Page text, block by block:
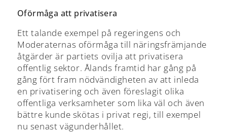
Oförmåga att privatisera
Ett talande exempel på regeringens och
Moderaternas oförmåga till näringsfrämjande
åtgärder är partiets ovilja att privatisera
offentlig sektor. Ålands framtid har gång på
gång fört fram nödvändigheten av att inleda
en privatisering och även föreslagit olika
offentliga verksamheter som lika väl och även
bättre kunde skötas i privat regi, till exempel
nu senast vägunderhållet.